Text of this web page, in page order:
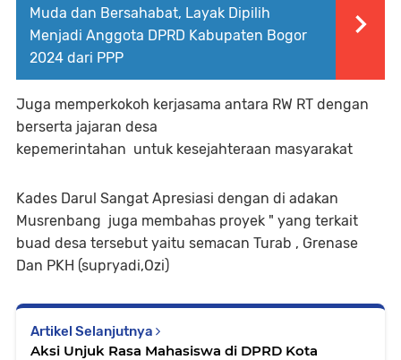
Muda dan Bersahabat, Layak Dipilih
Menjadi Anggota DPRD Kabupaten Bogor
2024 dari PPP
Juga memperkokoh kerjasama antara RW RT dengan
berserta jajaran desa
kepemerintahan untuk kesejahteraan masyarakat
Kades Darul Sangat Apresiasi dengan di adakan
Musrenbang juga membahas proyek " yang terkait
buad desa tersebut yaitu semacan Turab , Grenase
Dan PKH (supryadi,Ozi)
Artikel Selanjutnya
Aksi Unjuk Rasa Mahasiswa di DPRD Kota